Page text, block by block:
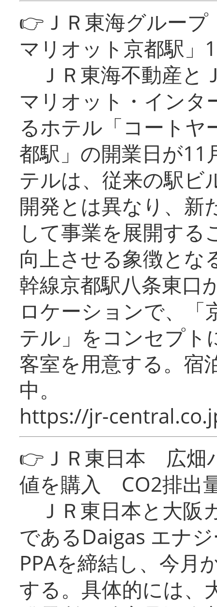
👉ＪＲ東海グルー
マリオット京都駅」
ＪＲ東海不動産と
マリオット・インタ
るホテル「コートヤ
都駅」の開業日が11
テルは、従来の駅ビ
開発とは異なり、新
して事業を展開する
向上させる象徴とな
幹線京都駅八条東口
ロケーションで、「
テル」をコンセプト
客室を用意する。宿
中。
https://jr-
👉ＪＲ東日本 広畑
値を購入 CO2排出
ＪＲ東日本と大阪
であるDaigas エナ
PPAを締結し、今月
する。具体的には、